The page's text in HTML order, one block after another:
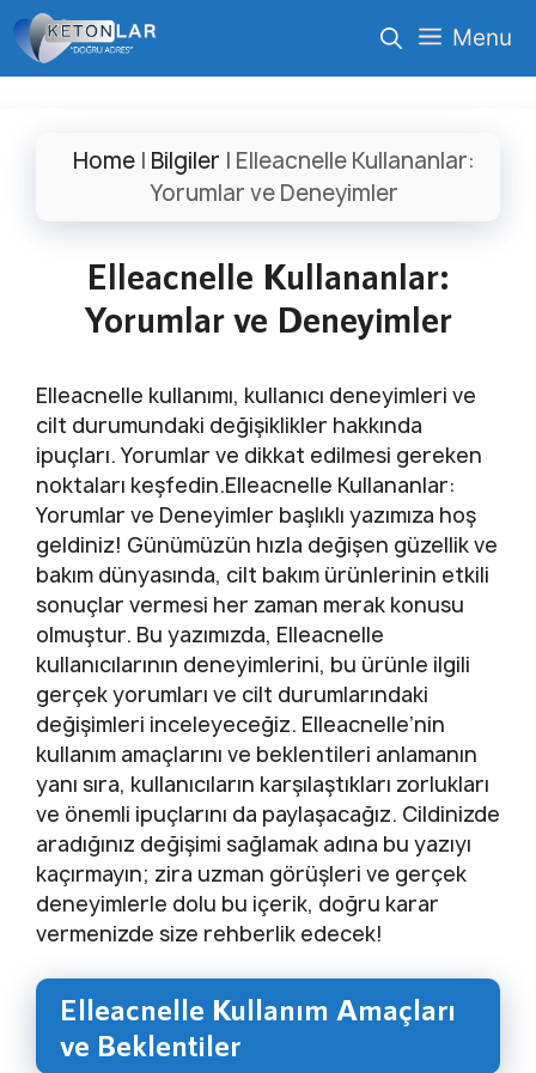
İçeriğe
atla
Menu
Home | Bilgiler | Elleacnelle Kullananlar:
Yorumlar ve Deneyimler
Elleacnelle Kullananlar:
Yorumlar ve Deneyimler
Elleacnelle kullanımı, kullanıcı deneyimleri ve
cilt durumundaki değişiklikler hakkında
ipuçları. Yorumlar ve dikkat edilmesi gereken
noktaları keşfedin.Elleacnelle Kullananlar:
Yorumlar ve Deneyimler başlıklı yazımıza hoş
geldiniz! Günümüzün hızla değişen güzellik ve
bakım dünyasında, cilt bakım ürünlerinin etkili
sonuçlar vermesi her zaman merak konusu
olmuştur. Bu yazımızda, Elleacnelle
kullanıcılarının deneyimlerini, bu ürünle ilgili
gerçek yorumları ve cilt durumlarındaki
değişimleri inceleyeceğiz. Elleacnelle’nin
kullanım amaçlarını ve beklentileri anlamanın
yanı sıra, kullanıcıların karşılaştıkları zorlukları
ve önemli ipuçlarını da paylaşacağız. Cildinizde
aradığınız değişimi sağlamak adına bu yazıyı
kaçırmayın; zira uzman görüşleri ve gerçek
deneyimlerle dolu bu içerik, doğru karar
vermenizde size rehberlik edecek!
Elleacnelle Kullanım Amaçları
ve Beklentiler